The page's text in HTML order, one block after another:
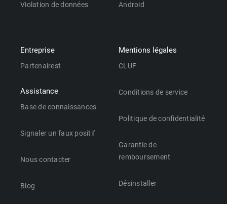
Violation de données Android
Entreprise
Partenairest
Assistance
Base de connaissances
Signaler un faux positif
Nous contacter
Blog
Mentions légales
CLUF
Conditions de service
Politique de confidentialité
Garantie de
remboursement
Désinstaller